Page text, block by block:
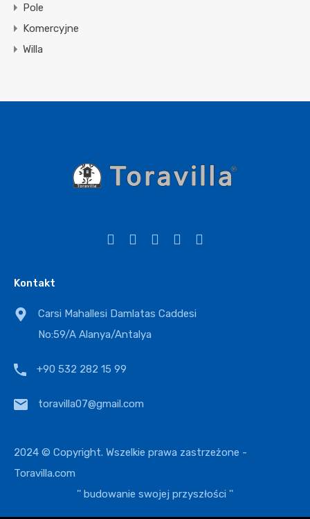
Pole
Komercyjne
Willa
Kontakt
Carsi Mahallesi Damlatas Caddesi
No:59/A Alanya/Antalya
+90 532 282 15 99
toravilla07@gmail.com
2024 © Copyright. Wszelkie prawa zastrzeżone -
Toravilla.com
'' budowanie swojej przyszłości ''